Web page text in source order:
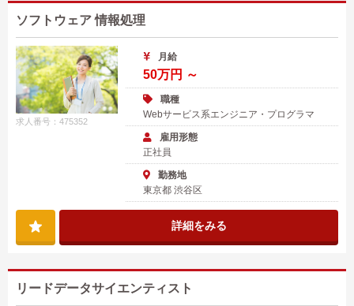
ソフトウェア 情報処理
求人番号：475352
月給
50万円 ～
職種
Webサービス系エンジニア・プログラマ
雇用形態
正社員
勤務地
東京都 渋谷区
詳細をみる
リードデータサイエンティスト